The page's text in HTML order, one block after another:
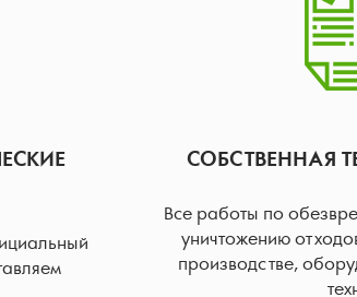
СОБСТВЕННАЯ
Все работы по
уничтожению
производстве,